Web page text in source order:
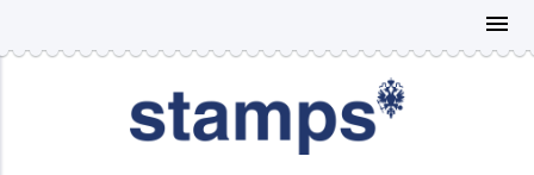
menu